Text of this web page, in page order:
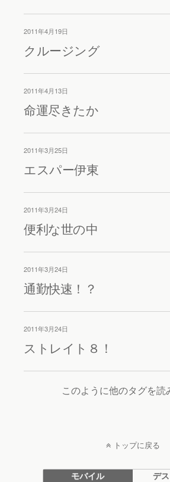
2011年4月19日
クルージング
2011年4月13日
命運尽きたか
2011年3月25日
エスパー伊東
2011年3月24日
便利な世の中
2011年3月24日
通勤快速！？
2011年3月24日
ストレイト８！
このように他のタグを
トップに戻る
モバイル デ